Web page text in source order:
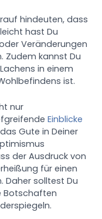
hindeuten, dass
hast Du
Veränderungen
Zudem kannst Du
in einem
ist.
nur
Einblicke
Gute in Deiner
der Ausdruck von
für einen
Daher solltest Du
Botschaften